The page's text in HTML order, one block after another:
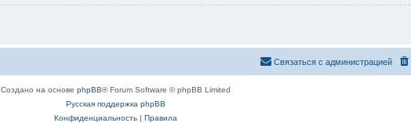
Связаться с администрацией
Создано на основе phpBB® Forum Software © phpBB Limited
Русская поддержка phpBB
Конфиденциальность| Правила